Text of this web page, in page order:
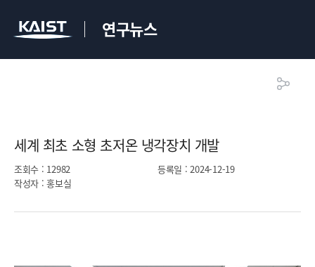
연구뉴스
세계 최초 소형 초저온 냉각장치 개발​
조회수 : 12982 등록일 : 2024-12-19
작성자 : 홍보실